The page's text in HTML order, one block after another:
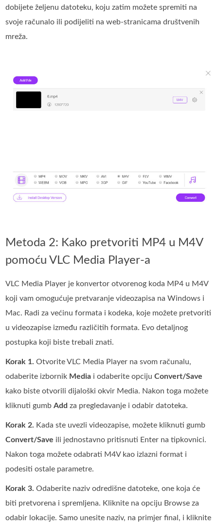
dobijete željenu datoteku, koju zatim možete spremiti na
svoje računalo ili podijeliti na web-stranicama društvenih
mreža.
Metoda 2: Kako pretvoriti MP4 u M4V
pomoću VLC Media Player-a
VLC Media Player je konvertor otvorenog koda MP4 u M4V
koji vam omogućuje pretvaranje videozapisa na Windows i
Mac. Radi za većinu formata i kodeka, koje možete pretvoriti
u videozapise između različitih formata. Evo detaljnog
postupka koji biste trebali znati.
Korak 1. Otvorite VLC Media Player na svom računalu,
odaberite izbornik Media i odaberite opcijuConvert/Save
kako biste otvorili dijaloški okvir Media. Nakon toga možete
kliknuti gumbAdd za pregledavanje i odabir datoteka.
Korak 2. Kada ste uvezli videozapise, možete kliknuti gumb
Convert/Save ili jednostavno pritisnuti Enter na tipkovnici.
Nakon toga možete odabrati M4V kao izlazni format i
podesiti ostale parametre.
Korak 3. Odaberite naziv odredišne datoteke, one koja će
biti pretvorena i spremljena. Kliknite na opciju Browse za
odabir lokacije. Samo unesite naziv, na primjer final, i kliknite